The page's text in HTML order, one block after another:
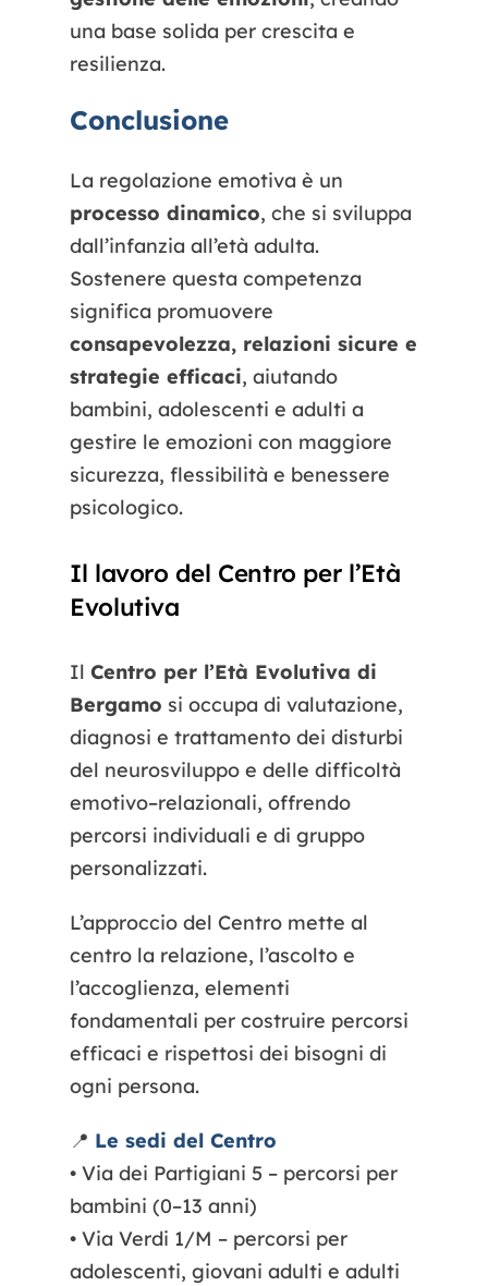
una base solida per crescita e
resilienza.
Conclusione
La regolazione emotiva è un
processo dinamico, che si sviluppa
dall’infanzia all’età adulta.
Sostenere questa competenza
significa promuovere
consapevolezza, relazioni sicure e
strategie efficaci, aiutando
bambini, adolescenti e adulti a
gestire le emozioni con maggiore
sicurezza, flessibilità e benessere
psicologico.
Il lavoro del Centro per l’Età
Evolutiva
Il Centro per l’Età Evolutiva di
Bergamo si occupa di valutazione,
diagnosi e trattamento dei disturbi
del neurosviluppo e delle difficoltà
emotivo–relazionali, offrendo
percorsi individuali e di gruppo
personalizzati.
L’approccio del Centro mette al
centro la relazione, l’ascolto e
l’accoglienza, elementi
fondamentali per costruire percorsi
efficaci e rispettosi dei bisogni di
ogni persona.
📍 Le sedi del Centro
• Via dei Partigiani 5 – percorsi per
bambini (0–13 anni)
• Via Verdi 1/M – percorsi per
adolescenti, giovani adulti e adulti